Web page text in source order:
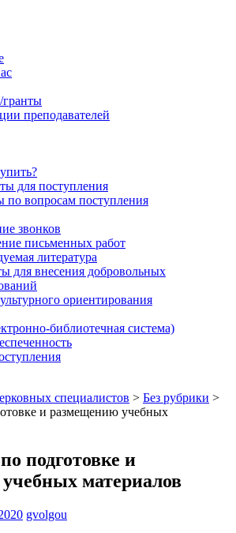
преподавателей
для поступления
по вопросам поступления
звонков
письменных работ
литература
для внесения добровольных
ориентирования
библиотечная система)
специалистов > Без рубрики >
и размещению учебных
подготовке и
материалов
gvolgou